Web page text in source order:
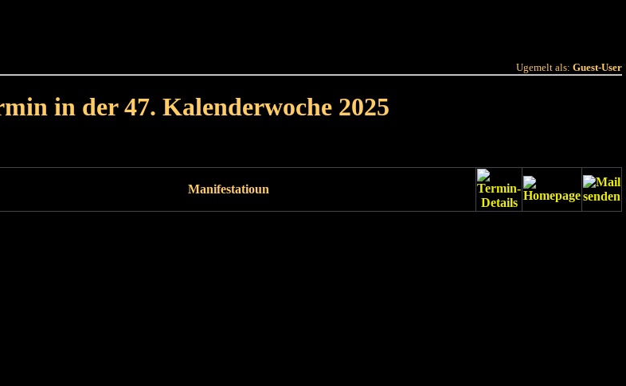
Ugemelt als: Guest-User
in der 47. Kalenderwoche 2025
Manifestatioun